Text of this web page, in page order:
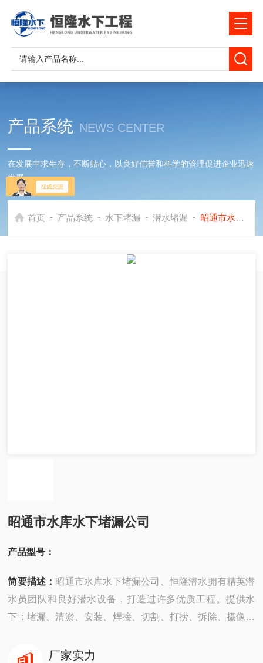
产品系统 NEWS CENTER
在发展中求生存，不断贴心，以良好信誉和科学的管理促进企业迅速
发展
首页 - 产品系统 - 水下堵漏 - 潜水堵漏 - 昭通市水库水下堵漏公司
昭通市水库水下堵漏公司
产品型号：
简要描述： 昭通市水库水下堵漏公司、恒隆潜水拥有精英潜
水员团队和良好潜水设备，打造过许多优质工程。提供水
下：堵漏、清淤、安装、焊接、切割、打捞、拆除、摄像、
的工程，有着严密的安全组织机构，*的质量保证体系，严
厂家实力